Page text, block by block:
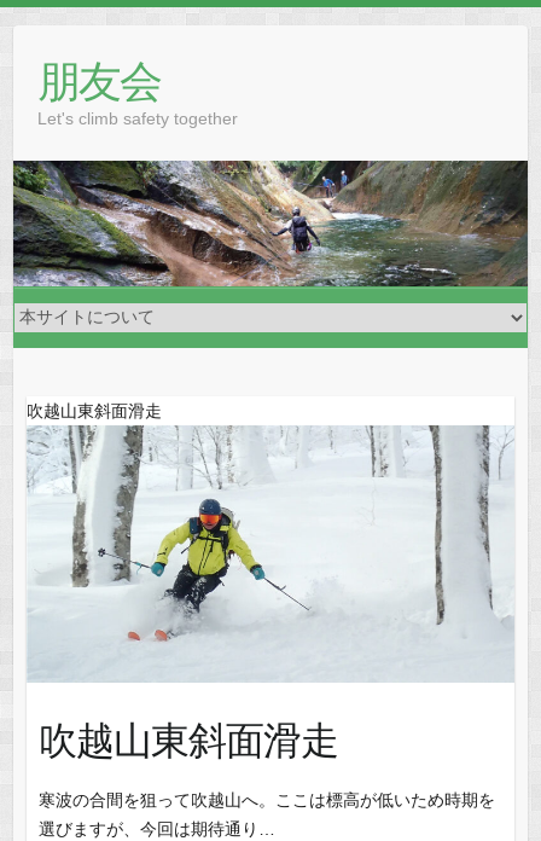
content朋友会
Let's climb safety together
吹越山東斜面滑走
吹越山東斜面滑走
寒波の合間を狙って吹越山へ。ここは標高が低いため時期を
選びますが、今回は期待通り…